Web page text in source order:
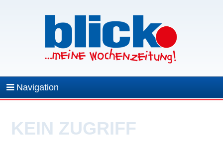
Navigation
KEIN ZUGRIFF